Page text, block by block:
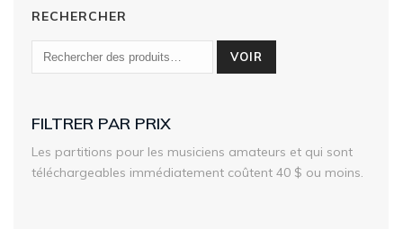
RECHERCHER
VOIR
FILTRER PAR PRIX
Les partitions pour les musiciens amateurs et qui sont
téléchargeables immédiatement coûtent 40 $ ou moins.